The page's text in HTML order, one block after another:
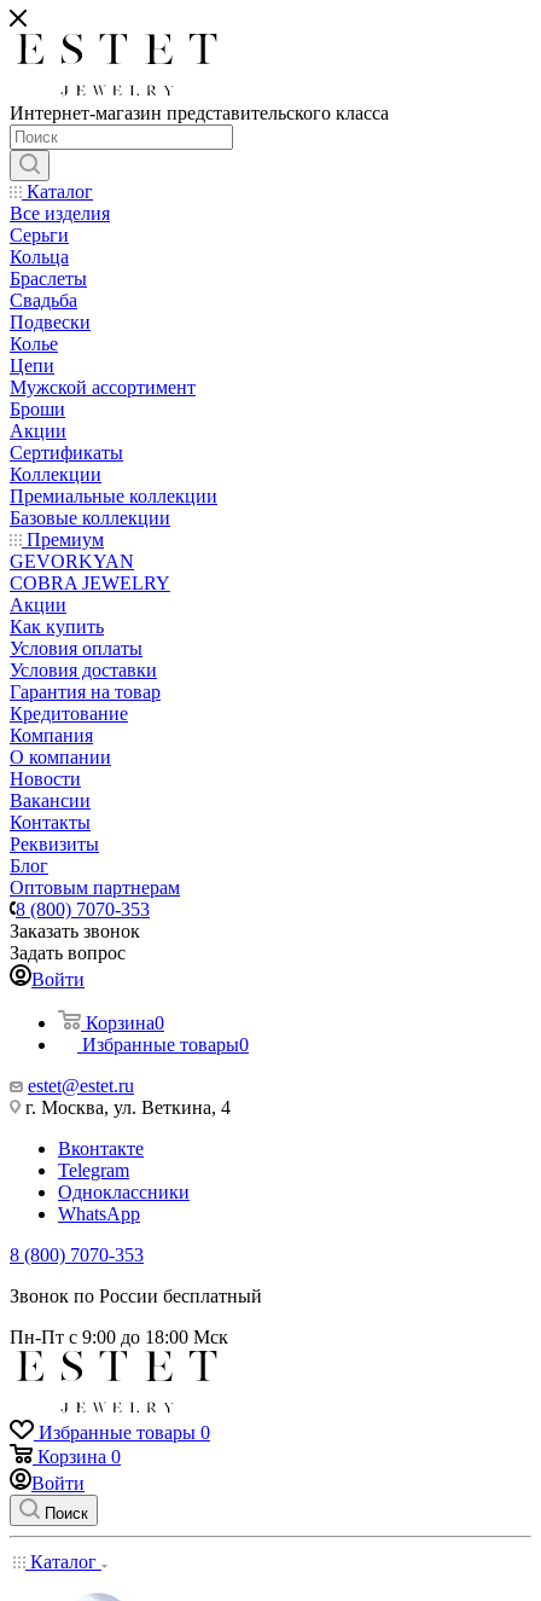
Интернет-магазин представительского класса
Каталог
Все изделия
Серьги
Кольца
Браслеты
Свадьба
Подвески
Колье
Цепи
Мужской ассортимент
Броши
Акции
Сертификаты
Коллекции
Премиальные коллекции
Базовые коллекции
Премиум
GEVORKYAN
COBRA JEWELRY
Акции
Как купить
Условия оплаты
Условия доставки
Гарантия на товар
Кредитование
Компания
О компании
Новости
Вакансии
Контакты
Реквизиты
Блог
Оптовым партнерам
8 (800) 7070-353
Заказать звонок
Задать вопрос
Войти
Корзина0
Избранные товары0
estet@estet.ru
г. Москва, ул. Веткина, 4
Вконтакте
Telegram
Одноклассники
WhatsApp
8 (800) 7070-353
Звонок по России бесплатный
Пн-Пт с 9:00 до 18:00 Мск
Избранные товары 0
Корзина 0
Войти
Поиск
Каталог